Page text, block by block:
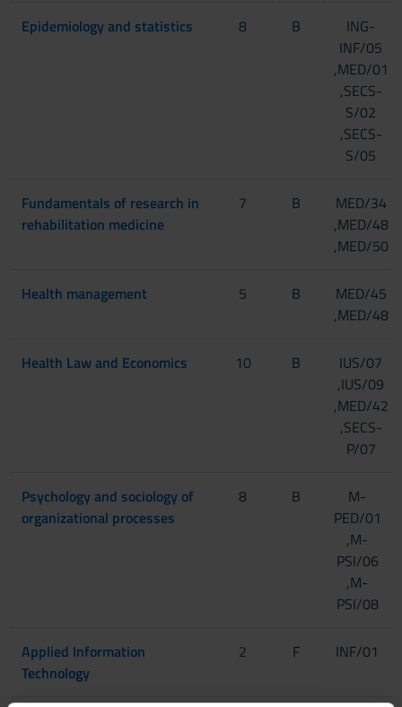
Epidemiology and statistics 8 B
ING-
INF/05
,MED/01
,SECS-
S/02
,SECS-
S/05
Fundamentals of research in
rehabilitation medicine
7 B
MED/34
,MED/48
,MED/50
Health management 5 B
MED/45
,MED/48
Health Law and Economics 10 B
IUS/07
,IUS/09
,MED/42
,SECS-
P/07
Psychology and sociology of
organizational processes
8 B
M-
PED/01
,M-
PSI/06
,M-
PSI/08
Applied Information
Technology
2 F INF/01